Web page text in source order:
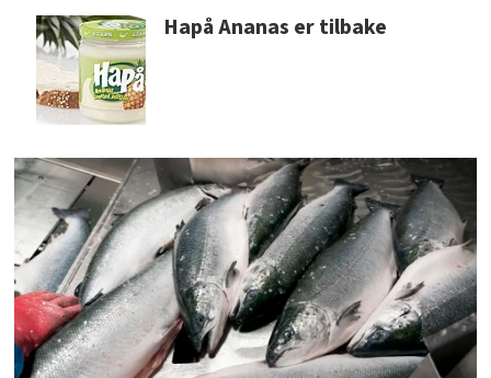
Hapå Ananas er tilbake